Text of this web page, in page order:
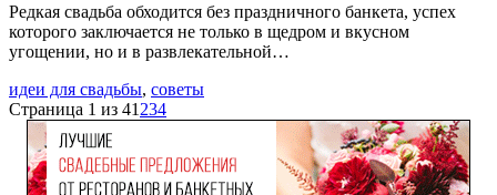
Редкая свадьба обходится без праздничного банкета, успех
которого заключается не только в щедром и вкусном
угощении, но и в развлекательной…
идеи для свадьбы, советы
Страница 1 из 41 234